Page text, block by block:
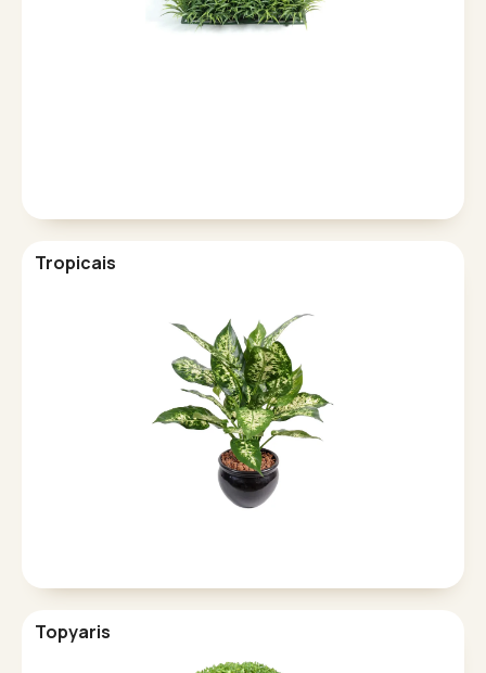
Tropicais
Topyaris